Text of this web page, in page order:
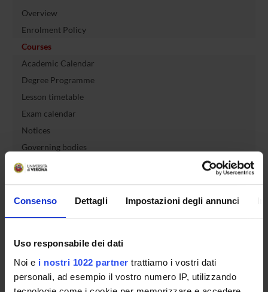
Consenso Dettagli Impostazioni degli annunci
Uso responsabile dei dati
Noi e i nostri 1022 partner trattiamo i vostri dati
personali, ad esempio il vostro numero IP, utilizzando
Overview
Enrolment Policy
Courses
Academic Calendar
Degree Programme
Lesson timetable
Exam calendar
Notices
Governing bodies
Faculty staff
International Students
OFFERTA FORMATIVA